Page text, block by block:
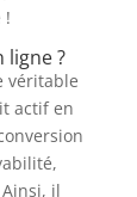
!
ligne ?
véritable
actif en
il